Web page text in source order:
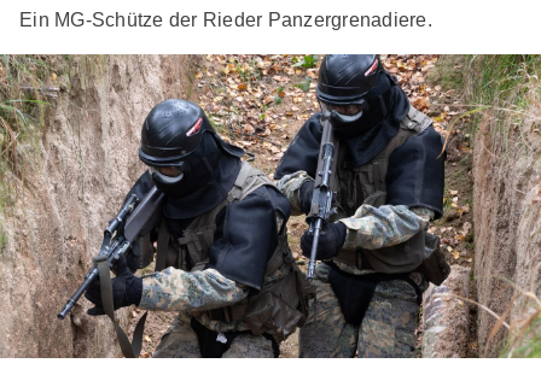
Ein MG-Schütze der Rieder Panzergrenadiere.